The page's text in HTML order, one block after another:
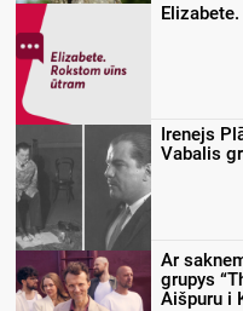
Irenejs
Vabalis
Ar
grupys
Aišpuru i